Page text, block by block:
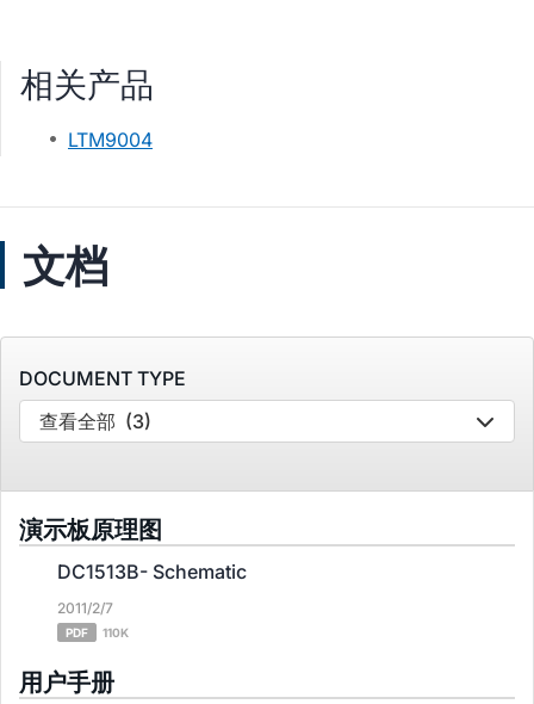
相关产品
LTM9004
文档
DOCUMENT TYPE
查看全部 (3)
演示板原理图
DC1513B- Schematic
2011/2/7
PDF 110K
用户手册